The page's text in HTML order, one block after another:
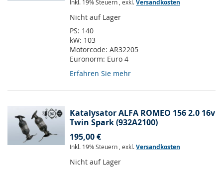
Inkl. 19% Steuern , exkl.Versandkosten
Nicht auf Lager
PS: 140
kW: 103
Motorcode: AR32205
Euronorm: Euro 4
Erfahren Sie mehr
Katalysator ALFA ROMEO 156 2.0 16v
Twin Spark (932A2100)
195,00 €
Inkl. 19% Steuern , exkl.Versandkosten
Nicht auf Lager